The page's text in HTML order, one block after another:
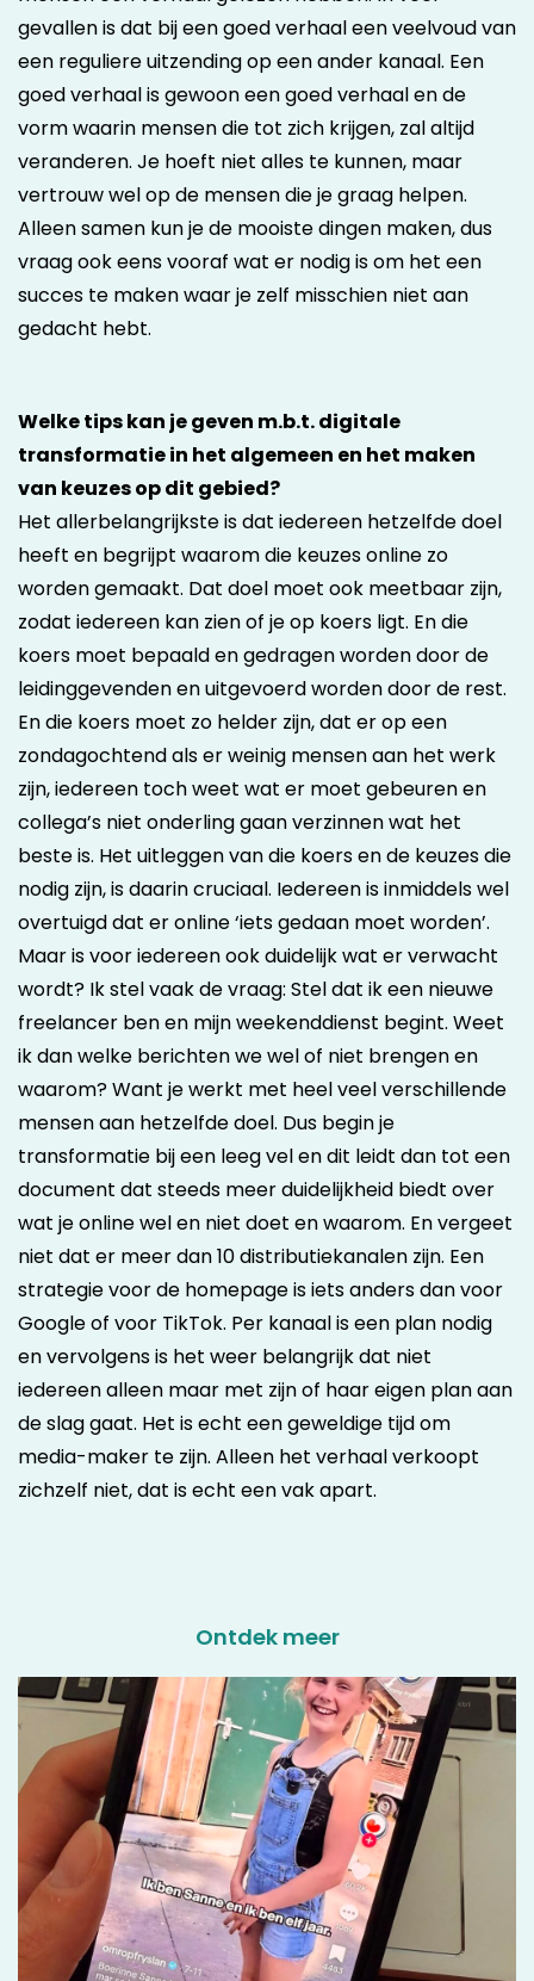
gevallen is dat bij een goed verhaal een veelvoud van
een reguliere uitzending op een ander kanaal. Een
goed verhaal is gewoon een goed verhaal en de
vorm waarin mensen die tot zich krijgen, zal altijd
veranderen. Je hoeft niet alles te kunnen, maar
vertrouw wel op de mensen die je graag helpen.
Alleen samen kun je de mooiste dingen maken, dus
vraag ook eens vooraf wat er nodig is om het een
succes te maken waar je zelf misschien niet aan
gedacht hebt.
Welke tips kan je geven m.b.t. digitale
transformatie in het algemeen en het maken
van keuzes op dit gebied?
Het allerbelangrijkste is dat iedereen hetzelfde doel
heeft en begrijpt waarom die keuzes online zo
worden gemaakt. Dat doel moet ook meetbaar zijn,
zodat iedereen kan zien of je op koers ligt. En die
koers moet bepaald en gedragen worden door de
leidinggevenden en uitgevoerd worden door de rest.
En die koers moet zo helder zijn, dat er op een
zondagochtend als er weinig mensen aan het werk
zijn, iedereen toch weet wat er moet gebeuren en
collega’s niet onderling gaan verzinnen wat het
beste is. Het uitleggen van die koers en de keuzes die
nodig zijn, is daarin cruciaal. Iedereen is inmiddels wel
overtuigd dat er online ‘iets gedaan moet worden’.
Maar is voor iedereen ook duidelijk wat er verwacht
wordt? Ik stel vaak de vraag: Stel dat ik een nieuwe
freelancer ben en mijn weekenddienst begint. Weet
ik dan welke berichten we wel of niet brengen en
waarom? Want je werkt met heel veel verschillende
mensen aan hetzelfde doel. Dus begin je
transformatie bij een leeg vel en dit leidt dan tot een
document dat steeds meer duidelijkheid biedt over
wat je online wel en niet doet en waarom. En vergeet
niet dat er meer dan 10 distributiekanalen zijn. Een
strategie voor de homepage is iets anders dan voor
Google of voor TikTok. Per kanaal is een plan nodig
en vervolgens is het weer belangrijk dat niet
iedereen alleen maar met zijn of haar eigen plan aan
de slag gaat. Het is echt een geweldige tijd om
media-maker te zijn. Alleen het verhaal verkoopt
zichzelf niet, dat is echt een vak apart.
Ontdek meer